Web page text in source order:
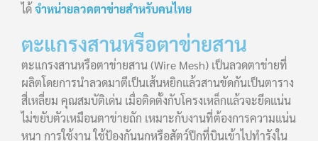
ได้จำหน่ายลวดตาข่ายสำหรับคนไทย
ตะแกรงสานหรือตาข่ายสาน
ตะแกรงสานหรือตาข่ายสาน (Wire Mesh) เป็นลวดตาข่ายที่
ผลิตโดยการนำลวดมาตีเป็นเส้นหยิกแล้วสานขัดกันเป็นตาราง
สี่เหลี่ยม คุณสมบัติเด่น เมื่อติดตั้งกับโครงเหล็กแล้วจะยึดแน่น
ไม่ขยับตัวเหมือนตาข่ายถัก เหมาะกับงานที่ต้องการความแน่น
หนา การใช้งาน ใช้ป้องกันนกหรือสัตว์ปีกที่บินเข้าไปทำรังใน